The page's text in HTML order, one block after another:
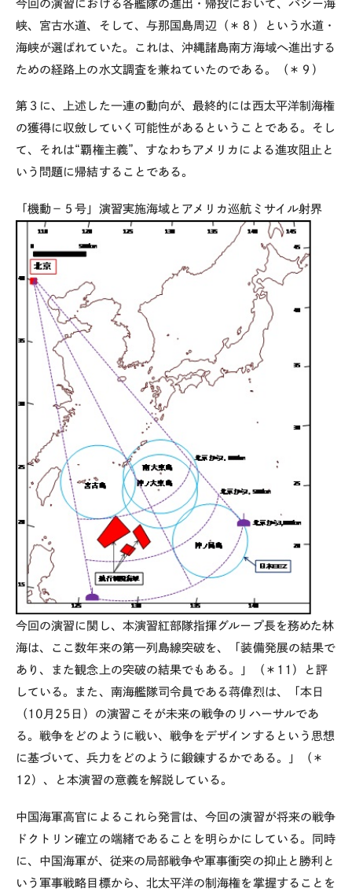
今回の演習における各艦隊の進出・帰投において、バシー海
峡、宮古水道、そして、与那国島周辺（＊８）という水道・
海峡が選ばれていた。これは、沖縄諸島南方海域へ進出する
ための経路上の水文調査を兼ねていたのである。（＊９）
第３に、上述した一連の動向が、最終的には西太平洋制海権
の獲得に収斂していく可能性があるということである。そし
て、それは“覇権主義”、すなわちアメリカによる進攻阻止と
いう問題に帰結することである。
「機動－５号」演習実施海域とアメリカ巡航ミサイル射界
今回の演習に関し、本演習紅部隊指揮グループ長を務めた林
海は、ここ数年来の第一列島線突破を、「装備発展の結果で
あり、また観念上の突破の結果でもある。」（＊11）と評
している。また、南海艦隊司令員である蒋偉烈は、「本日
（10月25日）の演習こそが未来の戦争のリハーサルであ
る。戦争をどのように戦い、戦争をデザインするという思想
に基づいて、兵力をどのように鍛錬するかである。」（＊
12）、と本演習の意義を解説している。
中国海軍高官によるこれら発言は、今回の演習が将来の戦争
ドクトリン確立の端緒であることを明らかにしている。同時
に、中国海軍が、従来の局部戦争や軍事衝突の抑止と勝利と
いう軍事戦略目標から、北太平洋の制海権を掌握することを